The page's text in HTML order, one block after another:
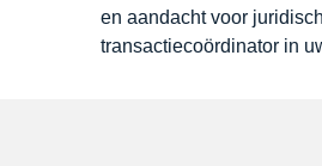
en aandacht voor
transactiecoördinator in